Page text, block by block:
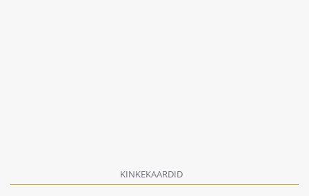
KINKEKAARDID